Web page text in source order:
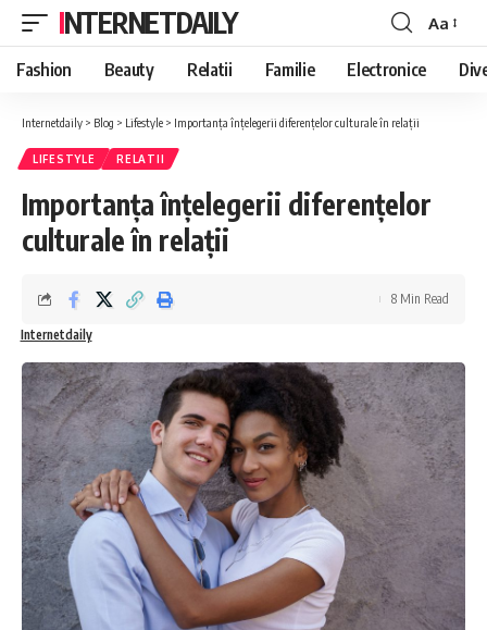
INTERNETDAILY
Font
Resizer
Aa
Fashion Beauty Relatii Familie Electronice
Internetdaily > Blog > Lifestyle > Importanța înțelegerii diferențelor culturale în relații
LIFESTYLE RELATII
Importanța înțelegerii diferențelor
culturale în relații
Internetdaily
8 Min Read